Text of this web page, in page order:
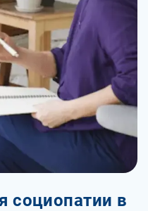
социопатии в